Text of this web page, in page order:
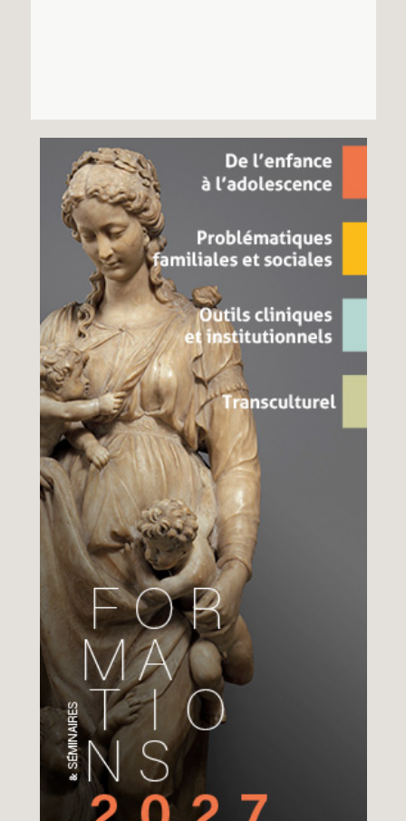
Colloque
Mon panier
Mon compte